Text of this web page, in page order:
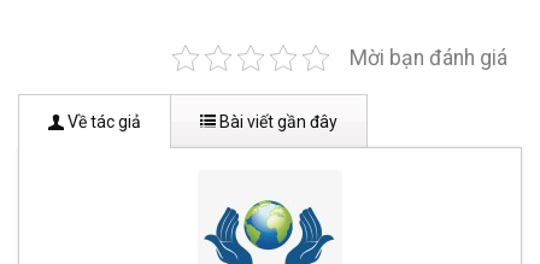
Mời bạn đánh giá
Về tác giả Bài viết gần đây